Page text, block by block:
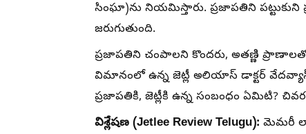
సింఘా)ను నియమిస్తారు. ప్రజాపతిని
జరుగుతుంది.
ప్రజాపతిని చంపాలని కొందరు, అతణ్ణి
విమానంలో ఉన్న జెట్లీ అలియాస్ డాక్టర్
ప్రజాపతికి, జెట్లీకి ఉన్న సంబంధం ఏమిటి?
విశ్లేషణ (Jetlee Review Telugu): మెమరీ లాస్